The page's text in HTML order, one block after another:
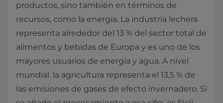
productos, sino también en términos de
recursos, como la energía. La industria lechera
representa alrededor del 13 % del sector total de
alimentos y bebidas de Europa y es uno de los
mayores usuarios de energía y agua. A nivel
mundial. la agricultura representa el 13,5 % de
las emisiones de gases de efecto invernadero. Si